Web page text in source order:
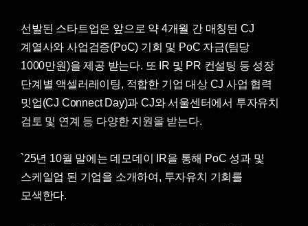
선발된 스타트업은 앞으로 약 4개월 간 매칭된 CJ
계열사와 사업검증(PoC) 기회 및 PoC 자금(팀당
1000만원)을 제공 받는다. 또 IR 및 PR 컨설팅 등 성장
단계별 액셀러레이팅, 적합한 기업 대상 CJ 사업 협력
밋업(CJ Connect Day)과 CJ와 서울센터에서 투자유치
검토 및 연계 등 다양한 지원을 받는다.
`25년 10월 말에는 데모데이 IR을 통해 PoC 성과 및
스케일업 된 기업을 소개하여, 투자유치 기회를
모색한다.